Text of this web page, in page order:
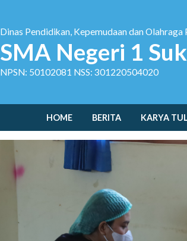
Dinas Pendidikan, Kepemudaan dan Olahraga
SMA Negeri 1
NPSN: 50102081 NSS: 301220504020
HOME BERITA KARYA